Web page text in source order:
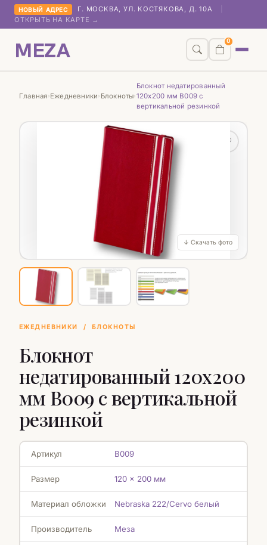
НОВЫЙ АДРЕС Г. МОСКВА, УЛ. КОСТЯКОВА, Д. 10А
ОТКРЫТЬ НА КАРТЕ →
MEZA 0
Главная›Ежедневники› Блокноты›
Блокнот недатированный
120х200 мм B009 с
вертикальной резинкой
♡
↓ Скачать фото
ЕЖЕДНЕВНИКИ / БЛОКНОТЫ
Блокнот
недатированный 120х200
мм B009 с вертикальной
резинкой
Артикул B009
Размер 120 x 200 мм
Материал обложки Nebraska 222/Cervo белый
Производитель Меза